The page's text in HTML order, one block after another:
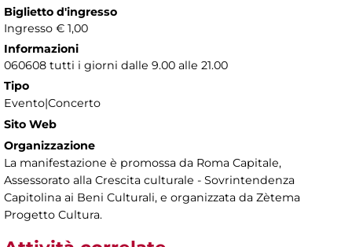
Biglietto d'ingresso
Ingresso € 1,00
Informazioni
060608 tutti i giorni dalle 9.00 alle 21.00
Tipo
Evento|Concerto
Sito Web
Organizzazione
La manifestazione è promossa da Roma Capitale,
Assessorato alla Crescita culturale - Sovrintendenza
Capitolina ai Beni Culturali, e organizzata da Zètema
Progetto Cultura.